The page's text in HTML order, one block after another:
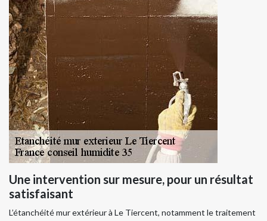
Une intervention sur mesure, pour un résultat
satisfaisant
L’étanchéité mur extérieur à Le Tiercent, notamment le traitement